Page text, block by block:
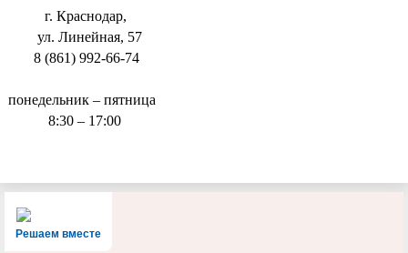
г. Краснодар,
ул. Линейная, 57
8 (861) 992-66-74
понедельник – пятница
8:30 – 17:00
Решаем вместе